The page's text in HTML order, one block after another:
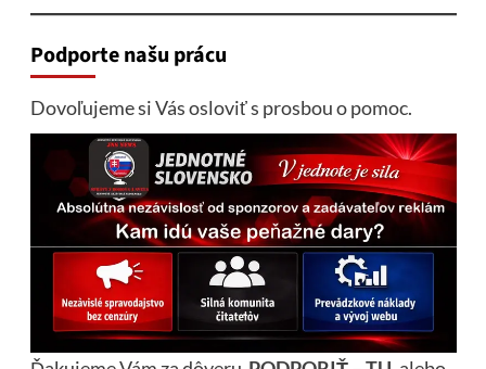
Podporte našu prácu
Dovoľujeme si Vás osloviť s prosbou o pomoc.